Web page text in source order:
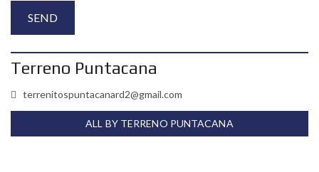
Terreno Puntacana
terrenitospuntacanard2@gmail.com
ALL BY TERRENO PUNTACANA